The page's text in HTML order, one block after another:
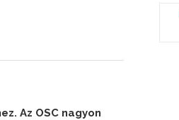
Az OSC nagyon